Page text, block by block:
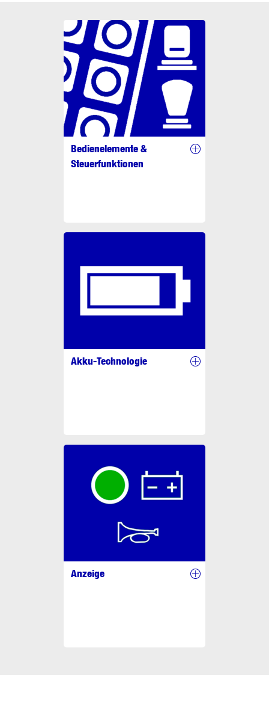
Bedienelemente &
Steuerfunktionen
Akku-Technologie
Anzeige